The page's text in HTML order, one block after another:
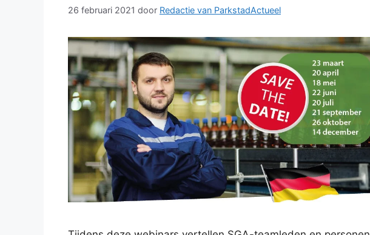
26 februari 2021 door Redactie van ParkstadActueel